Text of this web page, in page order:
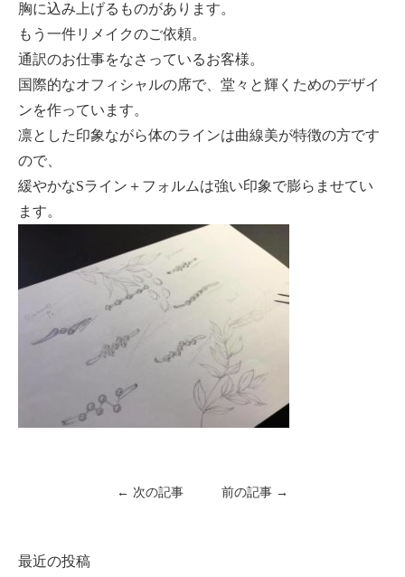
胸に込み上げるものがあります。
もう一件リメイクのご依頼。
通訳のお仕事をなさっているお客様。
国際的なオフィシャルの席で、堂々と輝くためのデザイ
ンを作っています。
凛とした印象ながら体のラインは曲線美が特徴の方です
ので、
緩やかなSライン＋フォルムは強い印象で膨らませてい
ます。
← 次の記事 前の記事 →
最近の投稿